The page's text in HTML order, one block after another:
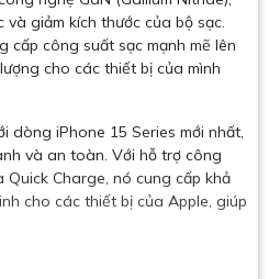
giảm kích thước của bộ sạc.
cấp công suất sạc mạnh mẽ lên
cho các thiết bị của mình
dòng iPhone 15 Series mới nhất,
và an toàn. Với hỗ trợ công
Quick Charge, nó cung cấp khả
cho các thiết bị của Apple, giúp